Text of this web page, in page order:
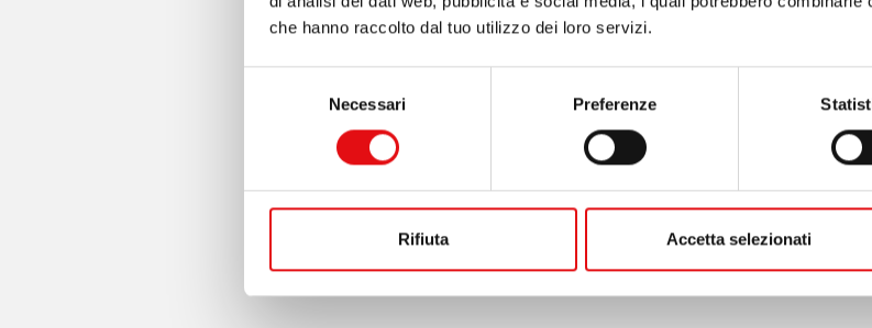
che hanno raccolto dal tuo utilizzo dei loro servizi.
Necessari Preferenze
Rifiuta Accetta selezionati